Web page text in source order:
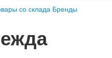
со склада Бренды